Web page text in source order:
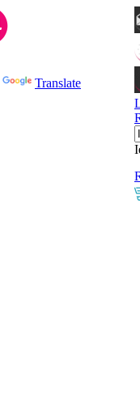
Translate